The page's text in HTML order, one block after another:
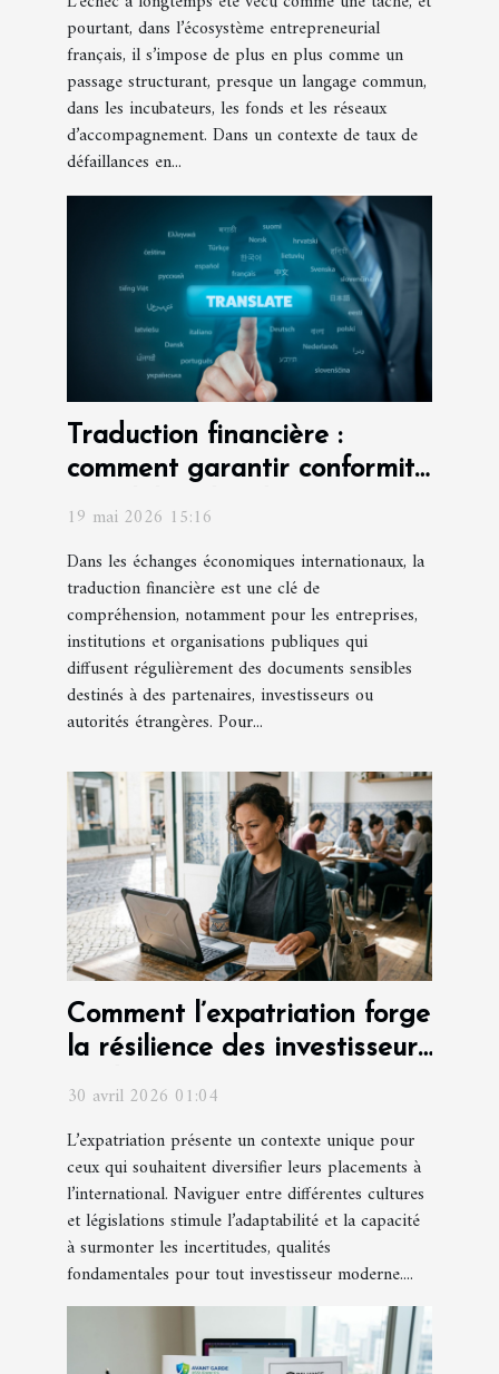
pourtant, dans l’écosystème entrepreneurial
français, il s’impose de plus en plus comme un
passage structurant, presque un langage commun,
dans les incubateurs, les fonds et les réseaux
d’accompagnement. Dans un contexte de taux de
défaillances en...
Traduction financière :
comment garantir conformité
et fiabilité des documents ?
19 mai 2026 15:16
Dans les échanges économiques internationaux, la
traduction financière est une clé de
compréhension, notamment pour les entreprises,
institutions et organisations publiques qui
diffusent régulièrement des documents sensibles
destinés à des partenaires, investisseurs ou
autorités étrangères. Pour...
Comment l’expatriation forge
la résilience des investisseurs
30 avril 2026 01:04
L’expatriation présente un contexte unique pour
ceux qui souhaitent diversifier leurs placements à
l’international. Naviguer entre différentes cultures
et législations stimule l’adaptabilité et la capacité
à surmonter les incertitudes, qualités
fondamentales pour tout investisseur moderne....